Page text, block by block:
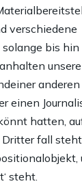
verschiedene
bis
anderen
einen
hatten,
Dritter fall
steht.